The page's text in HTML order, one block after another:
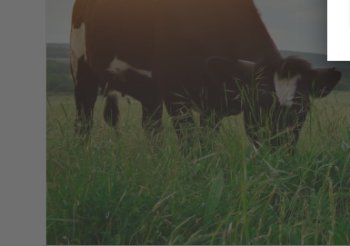
cellules et donc pour leur
potassium participe à l'activation
le métabolisme acido-basique.
Une carence peut notamment
Une carence en potassium peut,
dysfonctionnements des muscles
par exemple, de la faiblesse
artérielle à une motilité